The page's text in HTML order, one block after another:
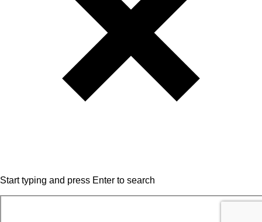
Start typing and press Enter to search